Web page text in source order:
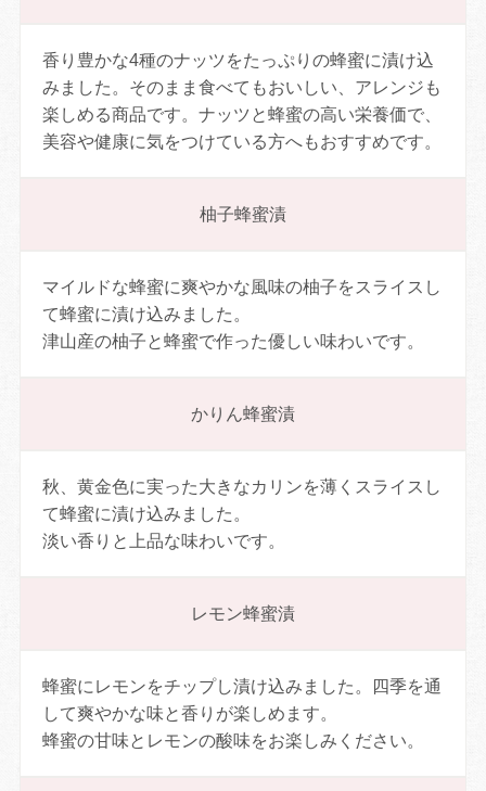
香り豊かな4種のナッツをたっぷりの蜂蜜に漬け込
みました。そのまま食べてもおいしい、アレンジも
楽しめる商品です。ナッツと蜂蜜の高い栄養価で、
美容や健康に気をつけている方へもおすすめです。
柚子蜂蜜漬
マイルドな蜂蜜に爽やかな風味の柚子をスライスし
て蜂蜜に漬け込みました。
津山産の柚子と蜂蜜で作った優しい味わいです。
かりん蜂蜜漬
秋、黄金色に実った大きなカリンを薄くスライスし
て蜂蜜に漬け込みました。
淡い香りと上品な味わいです。
レモン蜂蜜漬
蜂蜜にレモンをチップし漬け込みました。四季を通
して爽やかな味と香りが楽しめます。
蜂蜜の甘味とレモンの酸味をお楽しみください。